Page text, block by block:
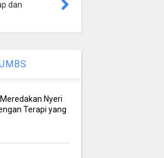
dan
Nyeri
Terapi yang